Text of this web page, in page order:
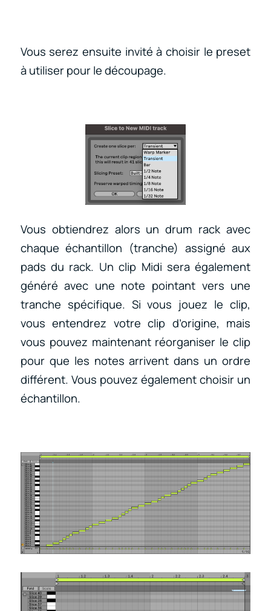
Vous serez ensuite invité à choisir le preset
à utiliser pour le découpage.
Vous obtiendrez alors un drum rack avec
chaque échantillon (tranche) assigné aux
pads du rack. Un clip Midi sera également
généré avec une note pointant vers une
tranche spécifique. Si vous jouez le clip,
vous entendrez votre clip d’origine, mais
vous pouvez maintenant réorganiser le clip
pour que les notes arrivent dans un ordre
différent. Vous pouvez également choisir un
échantillon.